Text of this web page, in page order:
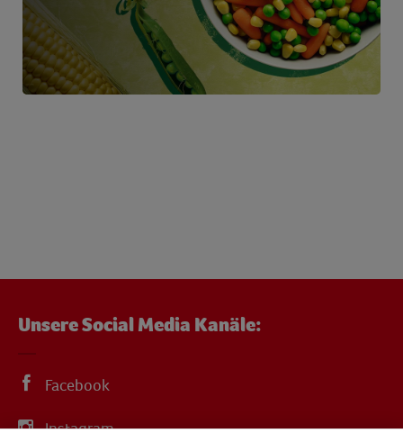
Unsere Social Media Kanäle:
Facebook
Instagram